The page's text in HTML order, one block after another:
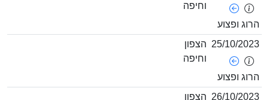
ופצוע
וחיפה
25/10/
ופצוע
הצפון
וחיפה
26/10/ הצפון